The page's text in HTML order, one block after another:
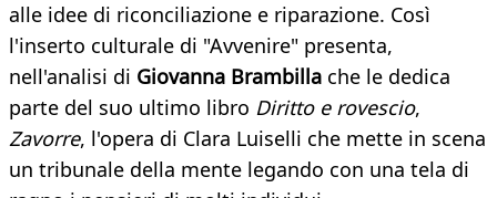
alle idee di riconciliazione e riparazione. Così
l'inserto culturale di "Avvenire" presenta,
nell'analisi di Giovanna Brambilla che le dedica
parte del suo ultimo libro Diritto e rovescio,
Zavorre, l'opera di Clara Luiselli che mette in scena
un tribunale della mente legando con una tela di